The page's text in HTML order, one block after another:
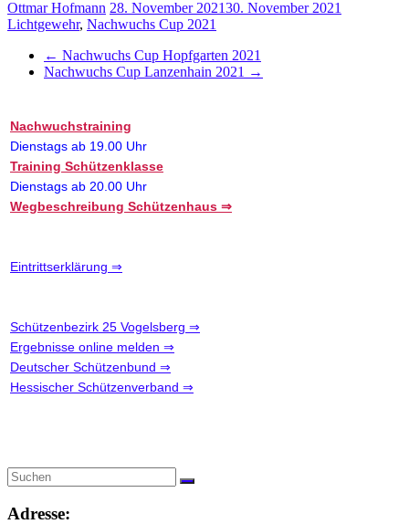
Ottmar Hofmann 28. November 202130. November 2021
Lichtgewehr, Nachwuchs Cup 2021
← Nachwuchs Cup Hopfgarten 2021
Nachwuchs Cup Lanzenhain 2021 →
Nachwuchstraining
Dienstags ab 19.00 Uhr
Training Schützenklasse
Dienstags ab 20.00 Uhr
Wegbeschreibung Schützenhaus ⇒
Eintrittserklärung ⇒
Schützenbezirk 25 Vogelsberg ⇒
Ergebnisse online melden ⇒
Deutscher Schützenbund ⇒
Hessischer Schützenverband ⇒
Adresse: